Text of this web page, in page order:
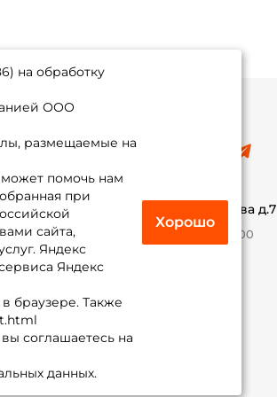
на обработку
ООО
размещаемые на
помочь нам
при
сайта,
Яндекс
Яндекс
браузере. Также
соглашаетесь на
данных.
Хорошо
8 (495) 532-77-88
ул. Плеханова д.7
Ежедневно 10:00 до 20:00